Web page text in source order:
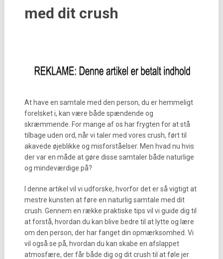
med dit crush
At have en samtale med den person, du er hemmeligt
forelsket i, kan være både spændende og
skræmmende. For mange af os har frygten for at stå
tilbage uden ord, når vi taler med vores crush, ført til
akavede øjeblikke og misforståelser. Men hvad nu hvis
der var en måde at gøre disse samtaler både naturlige
og mindeværdige på?
I denne artikel vil vi udforske, hvorfor det er så vigtigt at
mestre kunsten at føre en naturlig samtale med dit
crush. Gennem en række praktiske tips vil vi guide dig til
at forstå, hvordan du kan blive bedre til at lytte og lære
om den person, der har fanget din opmærksomhed. Vi
vil også se på, hvordan du kan skabe en afslappet
atmosfære, der får både dig og dit crush til at føle jer